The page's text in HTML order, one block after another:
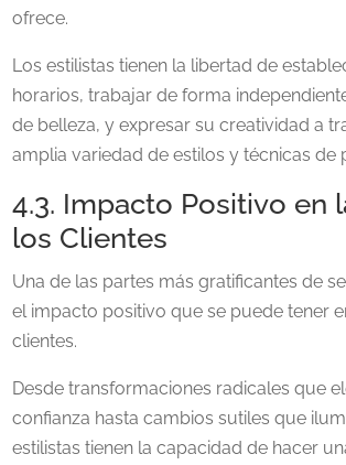
ofrece.
Los estilistas tienen la libertad de
horarios, trabajar de forma
de belleza, y expresar su creatividad a
amplia variedad de estilos y técnicas de
4.3. Impacto Positivo en
los Clientes
Una de las partes más gratificantes de
el impacto positivo que se puede tener
clientes.
Desde transformaciones radicales que
confianza hasta cambios sutiles que
estilistas tienen la capacidad de hacer